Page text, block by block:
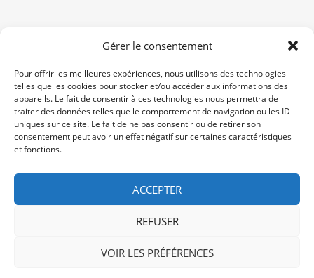
Gérer le consentement
Pour offrir les meilleures expériences, nous utilisons des technologies
telles que les cookies pour stocker et/ou accéder aux informations des
appareils. Le fait de consentir à ces technologies nous permettra de
traiter des données telles que le comportement de navigation ou les ID
uniques sur ce site. Le fait de ne pas consentir ou de retirer son
consentement peut avoir un effet négatif sur certaines caractéristiques
et fonctions.
ACCEPTER
REFUSER
VOIR LES PRÉFÉRENCES
2 Cours de l'Yser 33800
Bordeaux
Lun-Samedi: 10:00 -19:00
Non Stop
/ /